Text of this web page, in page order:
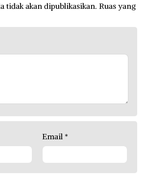
tidak akan dipublikasikan. Ruas yang
Email *